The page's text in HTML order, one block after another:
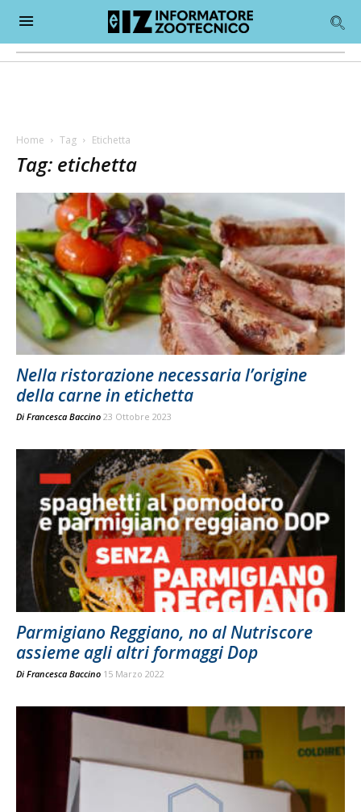
Home Tag Etichetta
Tag: etichetta
Nella ristorazione necessaria l’origine
della carne in etichetta
Di Francesca Baccino 23 Ottobre 2023
Parmigiano Reggiano, no al Nutriscore
assieme agli altri formaggi Dop
Di Francesca Baccino 15 Marzo 2022